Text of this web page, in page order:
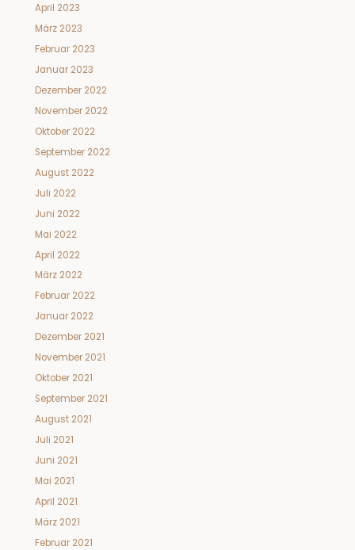
April 2023
März 2023
Februar 2023
Januar 2023
Dezember 2022
November 2022
Oktober 2022
September 2022
August 2022
Juli 2022
Juni 2022
Mai 2022
April 2022
März 2022
Februar 2022
Januar 2022
Dezember 2021
November 2021
Oktober 2021
September 2021
August 2021
Juli 2021
Juni 2021
Mai 2021
April 2021
März 2021
Februar 2021